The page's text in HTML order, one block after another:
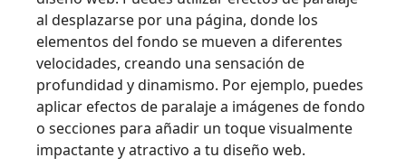
al desplazarse por una página, donde los
elementos del fondo se mueven a diferentes
velocidades, creando una sensación de
profundidad y dinamismo. Por ejemplo, puedes
aplicar efectos de paralaje a imágenes de fondo
o secciones para añadir un toque visualmente
impactante y atractivo a tu diseño web.